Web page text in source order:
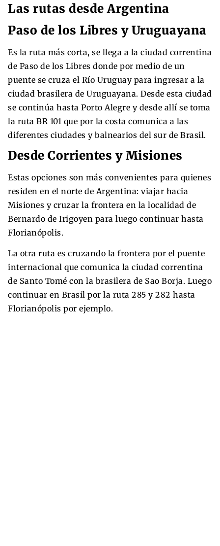
Las rutas desde Argentina
Paso de los Libres y Uruguayana
Es la ruta más corta, se llega a la ciudad correntina
de Paso de los Libres donde por medio de un
puente se cruza el Río Uruguay para ingresar a la
ciudad brasilera de Uruguayana. Desde esta ciudad
se continúa hasta Porto Alegre y desde allí se toma
la ruta BR 101 que por la costa comunica a las
diferentes ciudades y balnearios del sur de Brasil.
Desde Corrientes y Misiones
Estas opciones son más convenientes para quienes
residen en el norte de Argentina: viajar hacia
Misiones y cruzar la frontera en la localidad de
Bernardo de Irigoyen para luego continuar hasta
Florianópolis.
La otra ruta es cruzando la frontera por el puente
internacional que comunica la ciudad correntina
de Santo Tomé con la brasilera de Sao Borja. Luego
continuar en Brasil por la ruta 285 y 282 hasta
Florianópolis por ejemplo.